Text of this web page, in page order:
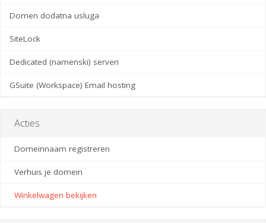
Domen dodatna usluga
SiteLock
Dedicated (namenski) serveri
GSuite (Workspace) Email hosting
Acties
Domeinnaam registreren
Verhuis je domein
Winkelwagen bekijken